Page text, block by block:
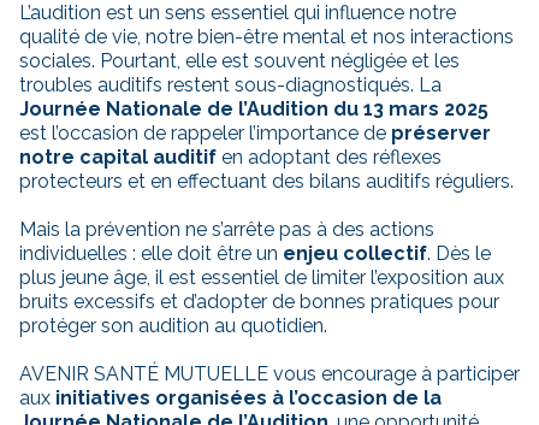
L’audition est un sens essentiel qui influence notre
qualité de vie, notre bien-être mental et nos interactions
sociales. Pourtant, elle est souvent négligée et les
troubles auditifs restent sous-diagnostiqués. La
Journée Nationale de l’Audition du 13 mars 2025
est l’occasion de rappeler l’importance de préserver
notre capital auditif en adoptant des réflexes
protecteurs et en effectuant des bilans auditifs réguliers.
Mais la prévention ne s’arrête pas à des actions
individuelles : elle doit être un enjeu collectif. Dès le
plus jeune âge, il est essentiel de limiter l’exposition aux
bruits excessifs et d’adopter de bonnes pratiques pour
protéger son audition au quotidien.
AVENIR SANTÉ MUTUELLE vous encourage à participer
aux initiatives organisées à l’occasion de la